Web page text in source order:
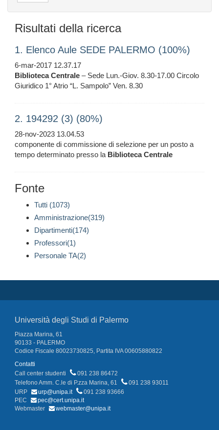
Risultati della ricerca
1. Elenco Aule SEDE PALERMO (100%)
6-mar-2017 12.37.17
Biblioteca Centrale – Sede Lun.-Giov. 8.30-17.00 Circolo
Giuridico 1° Atrio “L. Sampolo” Ven. 8.30
2. 194292 (3) (80%)
28-nov-2023 13.04.53
componente di commissione di selezione per un posto a
tempo determinato presso la Biblioteca Centrale
Fonte
Tutti (1073)
Amministrazione(319)
Dipartimenti(174)
Professori(1)
Personale TA(2)
Università degli Studi di Palermo
Piazza Marina, 61
90133 - PALERMO
Codice Fiscale 80023730825, Partita IVA 00605880822
Contatti
Call center studenti
091 238 86472
Telefono Amm. C.le di P.zza Marina, 61
091 238 93011
URP
urp@unipa.it
091 238 93666
PEC
pec@cert.unipa.it
Webmaster
webmaster@unipa.it